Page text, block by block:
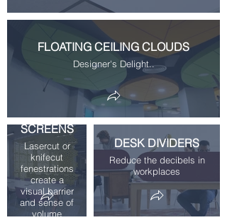
FLOATING CEILING CLOUDS
Designer's Delight..
DIVIDING
SCREENS
Lasercut or
knifecut
fenestrations
create a
visual barrier
and sense of
volume
DESK DIVIDERS
Reduce the decibels in
workplaces